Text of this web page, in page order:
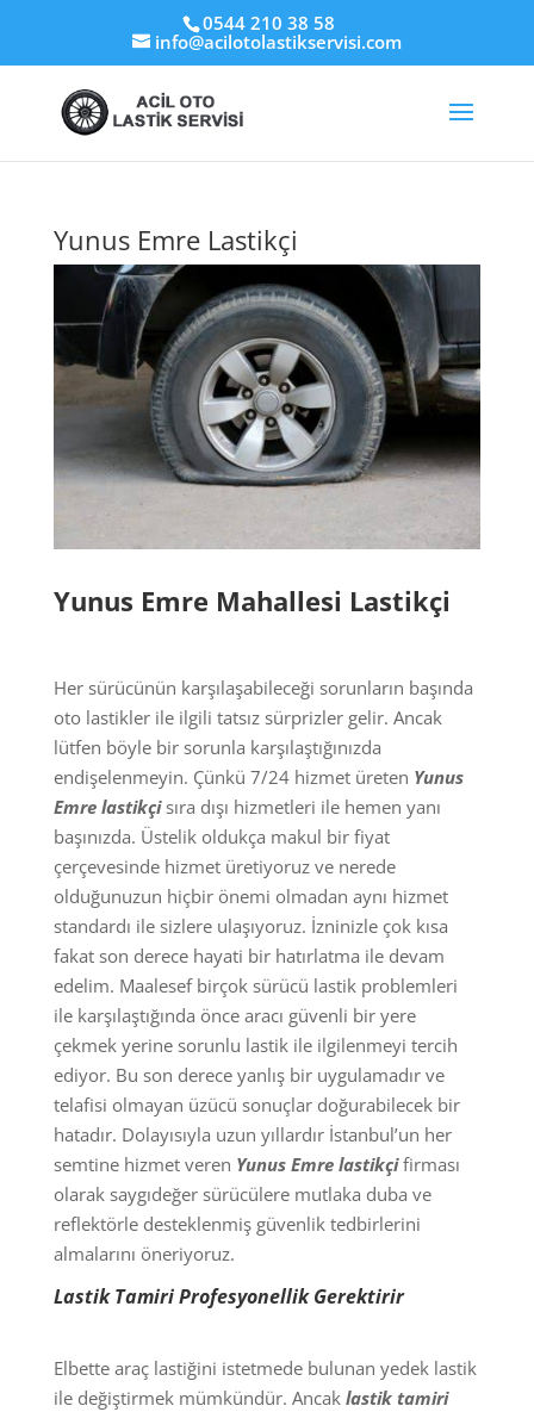
0544 210 38 58
info@acilotolastikservisi.com
Yunus Emre Lastikçi
Yunus Emre Mahallesi Lastikçi
Her sürücünün karşılaşabileceği sorunların başında
oto lastikler ile ilgili tatsız sürprizler gelir. Ancak
lütfen böyle bir sorunla karşılaştığınızda
endişelenmeyin. Çünkü 7/24 hizmet üreten Yunus
Emre lastikçisıra dışı hizmetleri ile hemen yanı
başınızda. Üstelik oldukça makul bir fiyat
çerçevesinde hizmet üretiyoruz ve nerede
olduğunuzun hiçbir önemi olmadan aynı hizmet
standardı ile sizlere ulaşıyoruz. İzninizle çok kısa
fakat son derece hayati bir hatırlatma ile devam
edelim. Maalesef birçok sürücü lastik problemleri
ile karşılaştığında önce aracı güvenli bir yere
çekmek yerine sorunlu lastik ile ilgilenmeyi tercih
ediyor. Bu son derece yanlış bir uygulamadır ve
telafisi olmayan üzücü sonuçlar doğurabilecek bir
hatadır. Dolayısıyla uzun yıllardır İstanbul’un her
semtine hizmet veren Yunus Emre lastikçifirması
olarak saygıdeğer sürücülere mutlaka duba ve
reflektörle desteklenmiş güvenlik tedbirlerini
almalarını öneriyoruz.
Lastik Tamiri Profesyonellik Gerektirir
Elbette araç lastiğini istetmede bulunan yedek lastik
ile değiştirmek mümkündür. Ancak lastik tamiri